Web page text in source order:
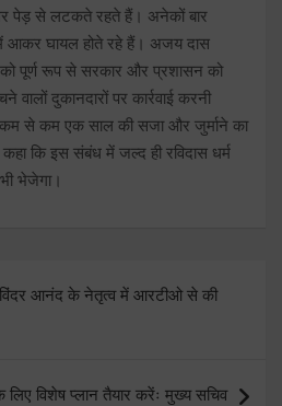
पेड़ से लटकते रहते हैं। अनेकों बार
आकर घायल होते रहे हैं। अजय दास
को पूर्ण रूप से सरकार और प्रशासन को
वालों दुकानदारों पर कार्रवाई करनी
से कम एक साल की सजा और जुर्माने का
कहा कि इस संबंध में जल्द ही रविदास धर्म
भेजेगा।
आनंद के नेतृत्व में आरटीओ से की
विशेष प्लान तैयार करेंः मुख्य सचिव